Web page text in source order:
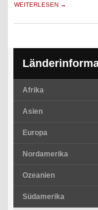
WEITERLESEN →
Afrika
Asien
Europa
Nordamerika
Ozeanien
Südamerika